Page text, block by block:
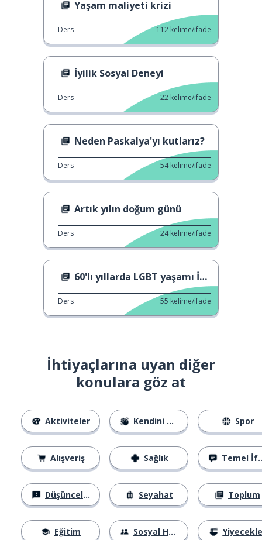
Yaşam maliyeti krizi
Ders 112 kelime/ifade
İyilik Sosyal Deneyi
Ders 22 kelime/ifade
Neden Paskalya'yı kutlarız?
Ders 54 kelime/ifade
Artık yılın doğum günü
Ders 24 kelime/ifade
60'lı yıllarda LGBT yaşamı İngiltere'de.
Ders 55 kelime/ifade
İhtiyaçlarına uyan diğer
konulara göz at
Aktiviteler
Alışveriş
Düşünceler
Eğitim
Kendini Tanıtma
Sağlık
Seyahat
Sosyal Hayat
Spor
Temel İfadeler
Toplum